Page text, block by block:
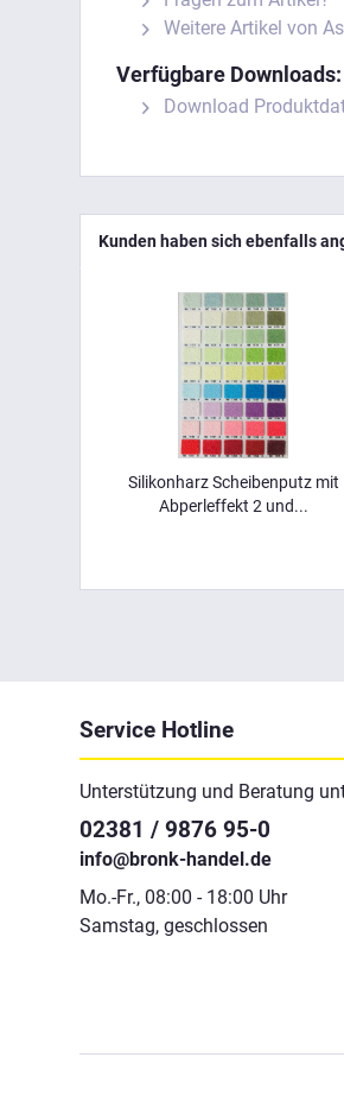
Weitere Artikel von
Verfügbare Downloads:
Download
Kunden haben sich ebenfalls
Silikonharz Scheibenputz mit
Abperleffekt 2 und...
Service Hotline
Unterstützung und Beratung
02381 / 9876 95-0
info@bronk-handel.de
Mo.-Fr., 08:00 - 18:00 Uhr
Samstag, geschlossen